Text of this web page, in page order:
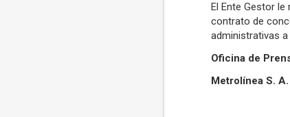
El Ente Gestor
contrato de
administrativas a
Oficina de
Metrolínea S. A.